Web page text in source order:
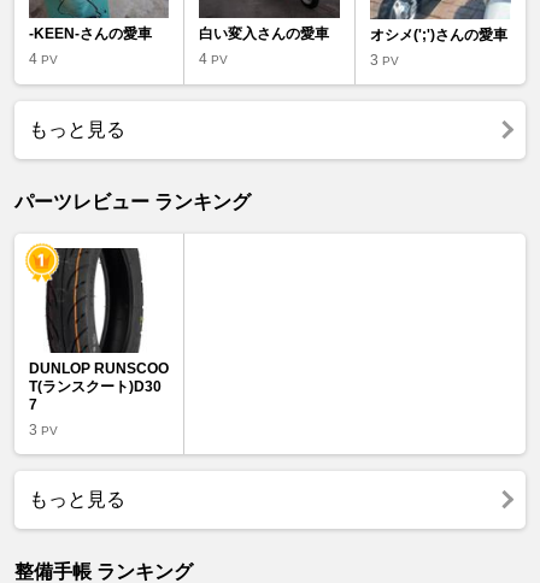
-KEEN-さんの愛車
4 PV
白い変入さんの愛車
4PV
オシメ(';')さんの愛車
3 PV
もっと見る
パーツレビュー ランキング
DUNLOP RUNSCOO
T(ランスクート)D30
7
3 PV
もっと見る
整備手帳 ランキング